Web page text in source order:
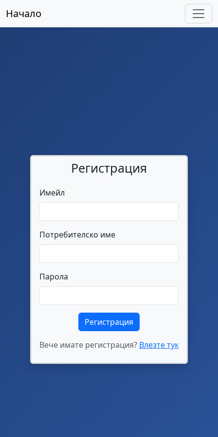
Начало
Регистрация
Имейл
Потребителско име
Парола
Вече имате регистрация? Влезте тук